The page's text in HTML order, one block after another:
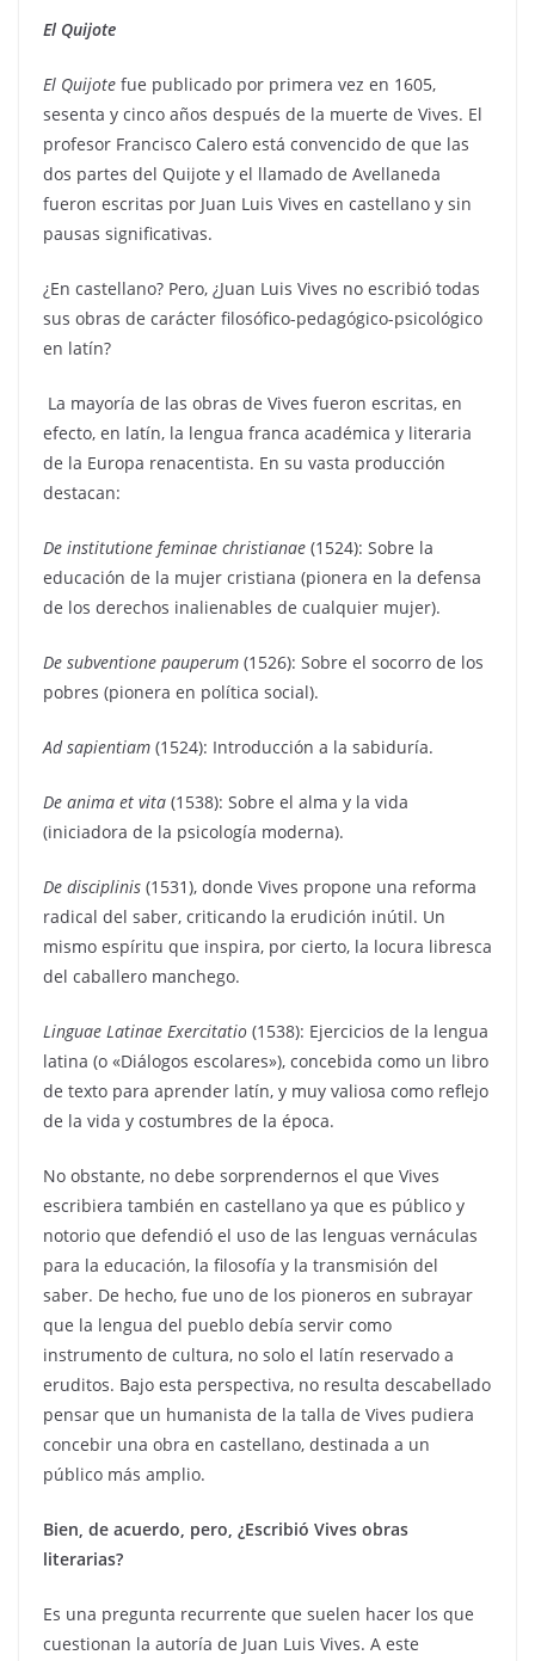
El Quijote
El Quijote fue publicado por primera vez en 1605,
sesenta y cinco años después de la muerte de Vives. El
profesor Francisco Calero está convencido de que las
dos partes del Quijote y el llamado de Avellaneda
fueron escritas por Juan Luis Vives en castellano y sin
pausas significativas.
¿En castellano? Pero, ¿Juan Luis Vives no escribió todas
sus obras de carácter filosófico-pedagógico-psicológico
en latín?
La mayoría de las obras de Vives fueron escritas, en
efecto, en latín, la lengua franca académica y literaria
de la Europa renacentista. En su vasta producción
destacan:
De institutione feminae christianae (1524): Sobre la
educación de la mujer cristiana (pionera en la defensa
de los derechos inalienables de cualquier mujer).
De subventione pauperum (1526): Sobre el socorro de los
pobres (pionera en política social).
Ad sapientiam (1524): Introducción a la sabiduría.
De anima et vita (1538): Sobre el alma y la vida
(iniciadora de la psicología moderna).
De disciplinis (1531), donde Vives propone una reforma
radical del saber, criticando la erudición inútil. Un
mismo espíritu que inspira, por cierto, la locura libresca
del caballero manchego.
Linguae Latinae Exercitatio (1538): Ejercicios de la lengua
latina (o «Diálogos escolares»), concebida como un libro
de texto para aprender latín, y muy valiosa como reflejo
de la vida y costumbres de la época.
No obstante, no debe sorprendernos el que Vives
escribiera también en castellano ya que es público y
notorio que defendió el uso de las lenguas vernáculas
para la educación, la filosofía y la transmisión del
saber. De hecho, fue uno de los pioneros en subrayar
que la lengua del pueblo debía servir como
instrumento de cultura, no solo el latín reservado a
eruditos. Bajo esta perspectiva, no resulta descabellado
pensar que un humanista de la talla de Vives pudiera
concebir una obra en castellano, destinada a un
público más amplio.
Bien, de acuerdo, pero, ¿Escribió Vives obras
literarias?
Es una pregunta recurrente que suelen hacer los que
cuestionan la autoría de Juan Luis Vives. A este